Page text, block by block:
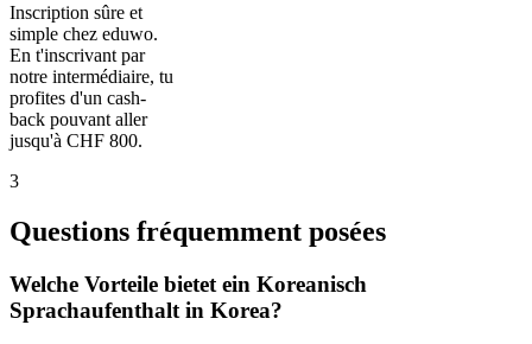
Inscription sûre et
simple chez eduwo.
En t'inscrivant par
notre intermédiaire, tu
profites d'un cash-
back pouvant aller
jusqu'à CHF 800.
3
Questions fréquemment posées
Welche Vorteile bietet ein Koreanisch
Sprachaufenthalt in Korea?